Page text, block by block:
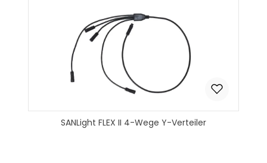
SANLight FLEX II 4-Wege Y-Verteiler